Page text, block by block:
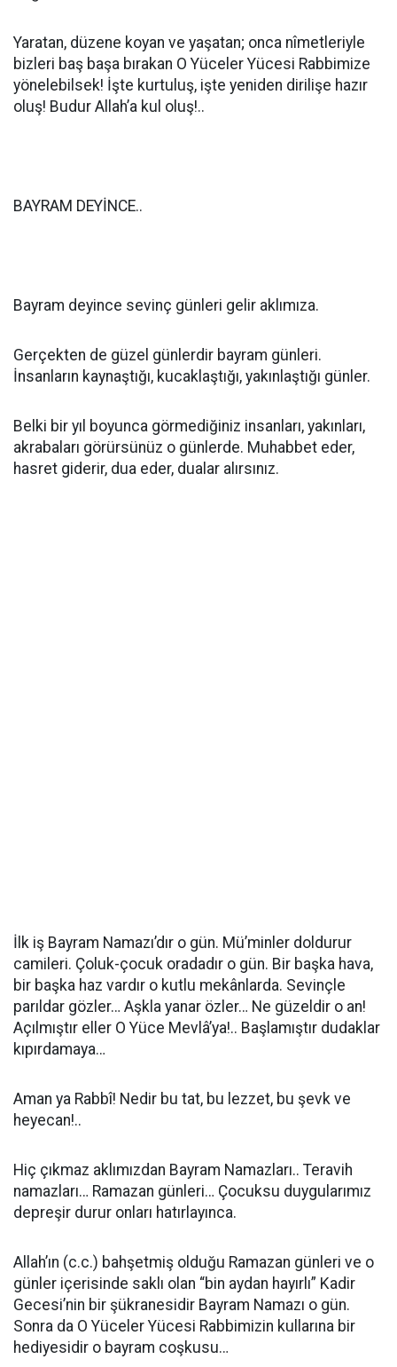
Yaratan, düzene koyan ve yaşatan; onca nîmetleriyle
bizleri baş başa bırakan O Yüceler Yücesi Rabbimize
yönelebilsek! İşte kurtuluş, işte yeniden dirilişe hazır
oluş! Budur Allah’a kul oluş!..
BAYRAM DEYİNCE..
Bayram deyince sevinç günleri gelir aklımıza.
Gerçekten de güzel günlerdir bayram günleri.
İnsanların kaynaştığı, kucaklaştığı, yakınlaştığı günler.
Belki bir yıl boyunca görmediğiniz insanları, yakınları,
akrabaları görürsünüz o günlerde. Muhabbet eder,
hasret giderir, dua eder, dualar alırsınız.
İlk iş Bayram Namazı’dır o gün. Mü’minler doldurur
camileri. Çoluk-çocuk oradadır o gün. Bir başka hava,
bir başka haz vardır o kutlu mekânlarda. Sevinçle
parıldar gözler… Aşkla yanar özler… Ne güzeldir o an!
Açılmıştır eller O Yüce Mevlâ’ya!.. Başlamıştır dudaklar
kıpırdamaya…
Aman ya Rabbî! Nedir bu tat, bu lezzet, bu şevk ve
heyecan!..
Hiç çıkmaz aklımızdan Bayram Namazları.. Teravih
namazları… Ramazan günleri… Çocuksu duygularımız
depreşir durur onları hatırlayınca.
Allah’ın (c.c.) bahşetmiş olduğu Ramazan günleri ve o
günler içerisinde saklı olan “bin aydan hayırlı” Kadir
Gecesi’nin bir şükranesidir Bayram Namazı o gün.
Sonra da O Yüceler Yücesi Rabbimizin kullarına bir
hediyesidir o bayram coşkusu…